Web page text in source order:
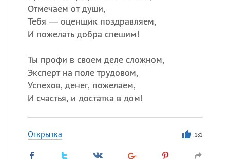
Отмечаем от души,
Тебя — оценщик поздравляем,
И пожелать добра спешим!
Ты профи в своем деле сложном,
Эксперт на поле трудовом,
Успехов, денег, пожелаем,
И счастья, и достатка в дом!
Открытка 181